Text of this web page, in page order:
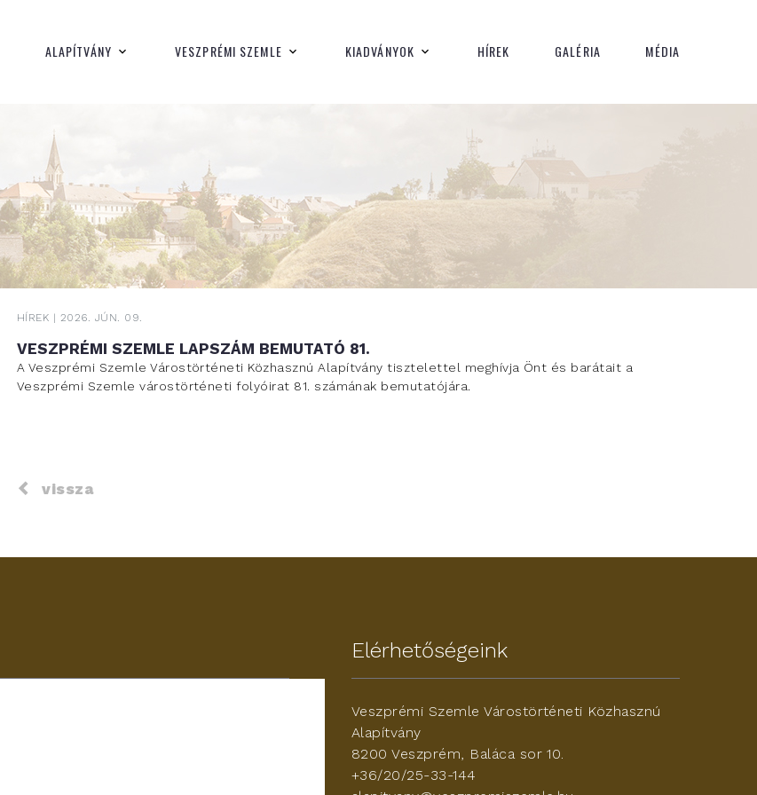
ALAPÍTVÁNY VESZPRÉMI SZEMLE KIADVÁNYOK HÍREK GALÉRIA MÉDIA
Hírek
HÍREK | 2026. JÚN. 09.
VESZPRÉMI SZEMLE LAPSZÁM BEMUTATÓ 81.
A Veszprémi Szemle Várostörténeti Közhasznú Alapítvány tisztelettel meghívja Önt és barátait a
Veszprémi Szemle várostörténeti folyóirat 81. számának bemutatójára.
vissza
Elérhetőségeink
Veszprémi Szemle Várostörténeti Közhasznú
Alapítvány
8200 Veszprém, Baláca sor 10.
+36/20/25-33-144